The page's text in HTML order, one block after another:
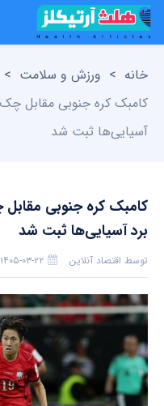
خانه > ورزش و سلامت >
آسیایی‌ها ثبت شد
برد آسیایی‌ها ثبت شد
توسط اقتصاد آنلاین ۱۴۰۵-۰۳-۲۲